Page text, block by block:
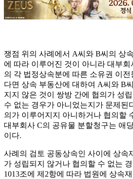
쟁점 위의 사례에서 A씨와 B씨의 상
에 따라 이루어진 것이 아니라 대부
의 각 법정상속분에 따른 소유권 이
다면 상속 부동산에 대하여 A씨와 B
지지 않은 것이 쌍방 간에 협의가 성
수 없는 경우가 아니었는지가 문제된
의가 이루어지지 아니하거나 협의할
대부회사 C의 공유물 분할청구는 애
이다.
사례의 검토 공동상속인 사이에 상속
가 성립되지 않거나 협의할 수 없는
1013조에 제2항에 따라 법원에 상속